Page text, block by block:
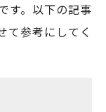
す。以下の記事
て参考にしてく